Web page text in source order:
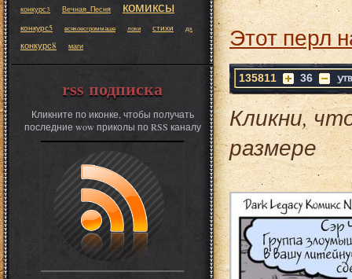
конкурс3 Вечная_Песня комиксы
конкурс5 всякоесгроммаше локи стихи дк
конкурс8 маги
rss подписка
Кликните по иконке, чтобы получать
последние wow приколы по RSS каналу
Этот перл
135811 36
Кликни,
размере